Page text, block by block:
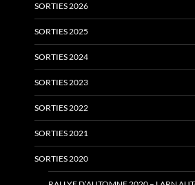
SORTIES 2026
SORTIES 2025
SORTIES 2024
SORTIES 2023
SORTIES 2022
SORTIES 2021
SORTIES 2020